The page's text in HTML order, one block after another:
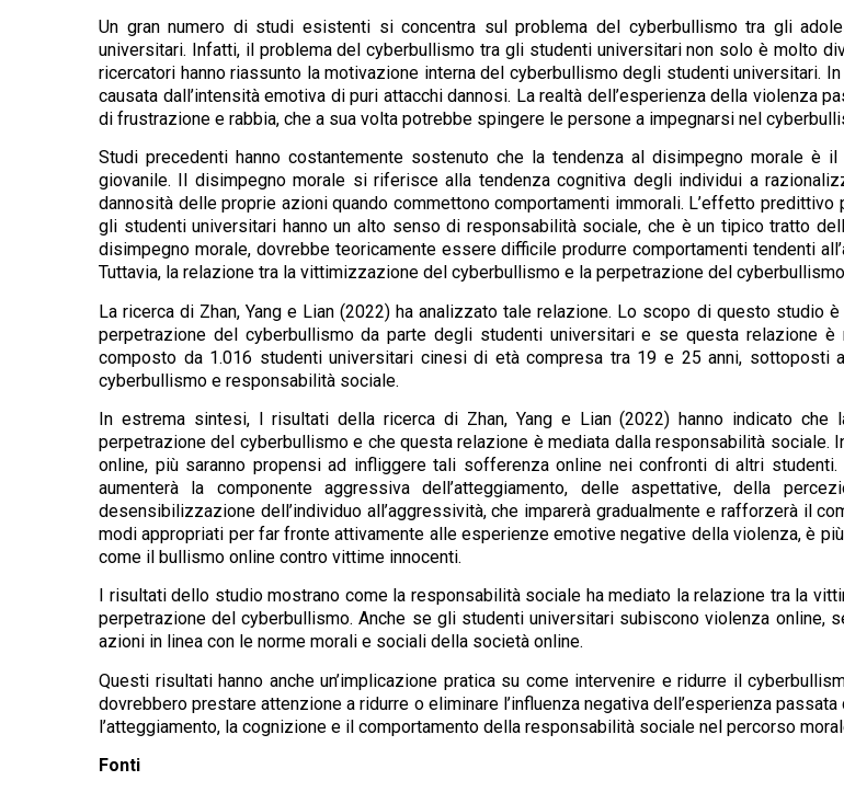
Un gran numero di studi esistenti si concentra sul problema del cyberbullismo tra gli
universitari. Infatti, il problema del cyberbullismo tra gli studenti universitari non solo è molto
ricercatori hanno riassunto la motivazione interna del cyberbullismo degli studenti universitari.
causata dall’intensità emotiva di puri attacchi dannosi. La realtà dell’esperienza della violenza
di frustrazione e rabbia, che a sua volta potrebbe spingere le persone a impegnarsi nel
Studi precedenti hanno costantemente sostenuto che la tendenza al disimpegno morale
giovanile. Il disimpegno morale si riferisce alla tendenza cognitiva degli individui a
dannosità delle proprie azioni quando commettono comportamenti immorali. L’effetto
gli studenti universitari hanno un alto senso di responsabilità sociale, che è un tipico tratto
disimpegno morale, dovrebbe teoricamente essere difficile produrre comportamenti tendenti
Tuttavia, la relazione tra la vittimizzazione del cyberbullismo e la perpetrazione del
La ricerca di Zhan, Yang e Lian (2022) ha analizzato tale relazione. Lo scopo di questo
perpetrazione del cyberbullismo da parte degli studenti universitari e se questa relazione
composto da 1.016 studenti universitari cinesi di età compresa tra 19 e 25 anni,
cyberbullismo e responsabilità sociale.
In estrema sintesi, I risultati della ricerca di Zhan, Yang e Lian (2022) hanno indicato
perpetrazione del cyberbullismo e che questa relazione è mediata dalla responsabilità sociale.
online, più saranno propensi ad infliggere tali sofferenza online nei confronti di altri
aumenterà la componente aggressiva dell’atteggiamento, delle aspettative, della
desensibilizzazione dell’individuo all’aggressività, che imparerà gradualmente e rafforzerà il
modi appropriati per far fronte attivamente alle esperienze emotive negative della violenza, è
come il bullismo online contro vittime innocenti.
I risultati dello studio mostrano come la responsabilità sociale ha mediato la relazione tra la
perpetrazione del cyberbullismo. Anche se gli studenti universitari subiscono violenza online,
azioni in linea con le norme morali e sociali della società online.
Questi risultati hanno anche un’implicazione pratica su come intervenire e ridurre il
dovrebbero prestare attenzione a ridurre o eliminare l’influenza negativa dell’esperienza
l’atteggiamento, la cognizione e il comportamento della responsabilità sociale nel percorso
Fonti